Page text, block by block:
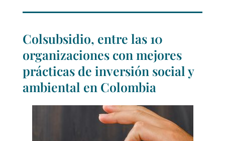
Colsubsidio, entre las 10
organizaciones con mejores
prácticas de inversión social y
ambiental en Colombia